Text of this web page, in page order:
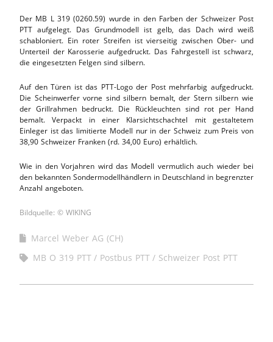
Der MB L 319 (0260.59) wurde in den Farben der Schweizer Post
PTT aufgelegt. Das Grundmodell ist gelb, das Dach wird weiß
schabloniert. Ein roter Streifen ist vierseitig zwischen Ober- und
Unterteil der Karosserie aufgedruckt. Das Fahrgestell ist schwarz,
die eingesetzten Felgen sind silbern.
Auf den Türen ist das PTT-Logo der Post mehrfarbig aufgedruckt.
Die Scheinwerfer vorne sind silbern bemalt, der Stern silbern wie
der Grillrahmen bedruckt. Die Rückleuchten sind rot per Hand
bemalt. Verpackt in einer Klarsichtschachtel mit gestaltetem
Einleger ist das limitierte Modell nur in der Schweiz zum Preis von
38,90 Schweizer Franken (rd. 34,00 Euro) erhältlich.
Wie in den Vorjahren wird das Modell vermutlich auch wieder bei
den bekannten Sondermodellhändlern in Deutschland in begrenzter
Anzahl angeboten.
Bildquelle: © WIKING
Marcel Weber AG (CH)
MB O 319 PTT
Postbus PTT Schweizer Post PTT